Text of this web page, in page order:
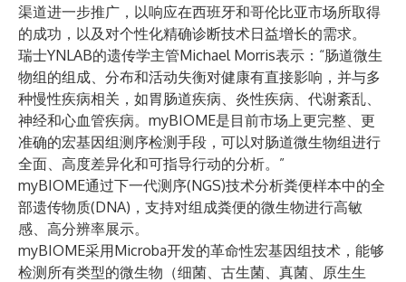
渠道进一步推广，以响应在西班牙和哥伦比亚市场所取得
的成功，以及对个性化精确诊断技术日益增长的需求。
瑞士YNLAB的遗传学主管Michael Morris表示：“肠道微生
物组的组成、分布和活动失衡对健康有直接影响，并与多
种慢性疾病相关，如胃肠道疾病、炎性疾病、代谢紊乱、
神经和心血管疾病。myBIOME是目前市场上更完整、更
准确的宏基因组测序检测手段，可以对肠道微生物组进行
全面、高度差异化和可指导行动的分析。”
myBIOME通过下一代测序(NGS)技术分析粪便样本中的全
部遗传物质(DNA)，支持对组成粪便的微生物进行高敏
感、高分辨率展示。
myBIOME采用Microba开发的革命性宏基因组技术，能够
检测所有类型的微生物（细菌、古生菌、真菌、原生生